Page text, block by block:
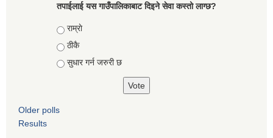
तपाईलाई यस गाउँपालिकाबाट दिइने सेवा कस्तो लाग्छ?
Choices
राम्राे
ठीकै
सुधार गर्न जरुरी छ
Older polls
Results